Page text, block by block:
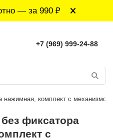
— за 990 ₽
+7 (969) 999-24-88
комплект с механизмом)
фиксатора
с